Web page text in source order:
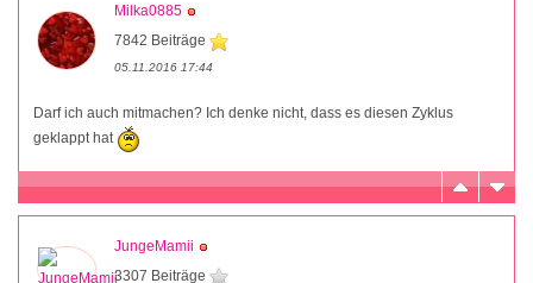
Milka0885
7842 Beiträge
05.11.2016 17:44
Darf ich auch mitmachen? Ich denke nicht, dass es diesen Zyklus
geklappt hat
JungeMamii
3307 Beiträge